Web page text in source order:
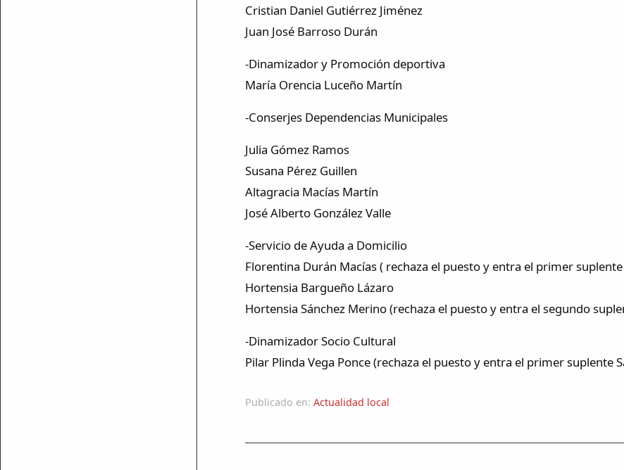
Cristian Daniel Gutiérrez Jiménez
Juan José Barroso Durán
-Dinamizador y Promoción deportiva
María Orencia Luceño Martín
-Conserjes Dependencias Municipales
Julia Gómez Ramos
Susana Pérez Guillen
Altagracia Macías Martín
José Alberto González Valle
-Servicio de Ayuda a Domicilio
Florentina Durán Macías ( rechaza el puesto y entra el primer
Hortensia Bargueño Lázaro
Hortensia Sánchez Merino (rechaza el puesto y entra el segundo
-Dinamizador Socio Cultural
Pilar Plinda Vega Ponce (rechaza el puesto y entra el primer suplente
Publicado en: Actualidad local